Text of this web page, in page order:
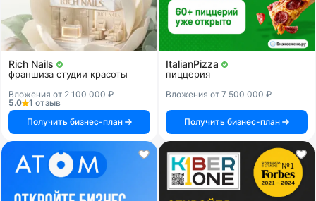
Rich Nails
франшиза студии красоты
Вложения от 2 100 000 ₽
5.0
1 отзыв
Получить бизнес-план
ItalianPizza
пиццерия
Вложения от 7 500 000 ₽
Получить бизнес-план